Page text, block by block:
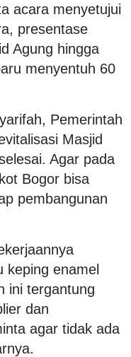
acara menyetujui
presentase
Agung hingga
menyentuh 60
Pemerintah
Masjid
Agar pada
Bogor bisa
pembangunan
keping enamel
ini tergantung
dan
agar tidak ada